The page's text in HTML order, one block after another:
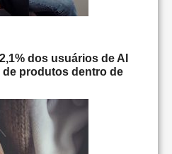
dos usuários de AI
produtos dentro de